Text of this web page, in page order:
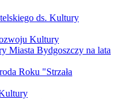
ds. Kultury
Kultury
Miasta Bydgoszczy na lata
Roku "Strzała